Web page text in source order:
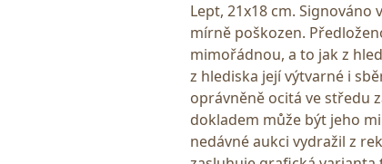
Lept, 21x18 cm. Signováno
mírně poškozen.
mimořádnou, a to jak z
z hlediska její výtvarné i
oprávněně ocitá ve středu
dokladem může být jeho
nedávné aukci vydražil z